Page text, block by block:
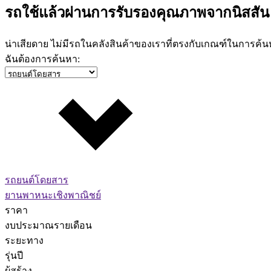
รถใช้แล้วผ่านการรับรองคุณภาพจากนิสสัน
น่าเสียดาย ไม่มีรถในคลังสินค้าของเราที่ตรงกับเกณฑ์ในการค้
ฉันต้องการค้นหา:
รถยนต์โดยสาร
ยานพาหนะเชิงพาณิชย์
ราคา
งบประมาณรายเดือน
ระยะทาง
รุ่นปี